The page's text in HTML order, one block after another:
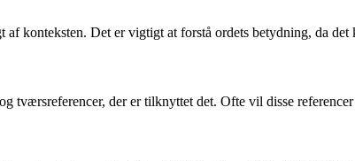
konteksten. Det er vigtigt at forstå ordets betydning, da
tværsreferencer, der er tilknyttet det. Ofte vil disse